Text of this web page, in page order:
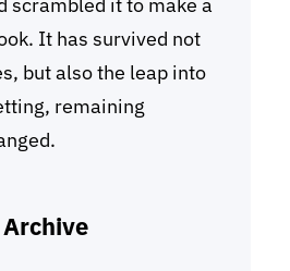
scrambled it to make a
It has survived not
but also the leap into
remaining
Archive